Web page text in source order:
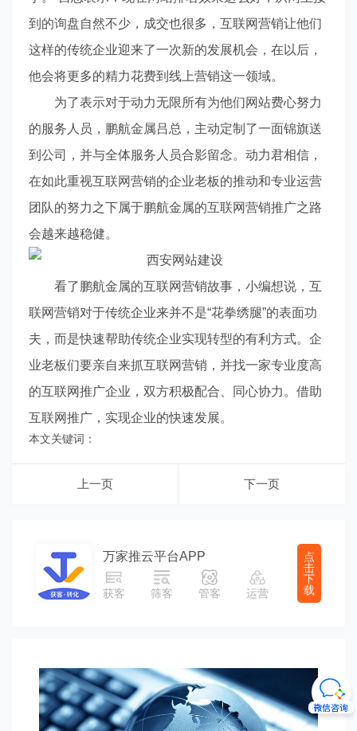
到的询盘自然不少，成交也很多，互联网营销让他们
这样的传统企业迎来了一次新的发展机会，在以后，
他会将更多的精力花费到线上营销这一领域。
为了表示对于动力无限所有为他们网站费心努力
的服务人员，鹏航金属吕总，主动定制了一面锦旗送
到公司，并与全体服务人员合影留念。动力君相信，
在如此重视互联网营销的企业老板的推动和专业运营
团队的努力之下属于鹏航金属的互联网营销推广之路
会越来越稳健。
看了鹏航金属的互联网营销故事，小编想说，互
联网营销对于传统企业来并不是“花拳绣腿”的表面功
夫，而是快速帮助传统企业实现转型的有利方式。企
业老板们要亲自来抓互联网营销，并找一家专业度高
的互联网推广企业，双方积极配合、同心协力。借助
互联网推广，实现企业的快速发展。
本文关键词：
上一页 下一页
万家推云平台APP
获客 筛客 管客 运营
点
击
下
载